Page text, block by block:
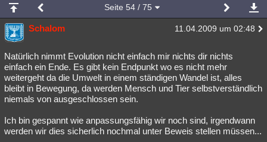
meine Rubriken
Menschen Mystery Kriminalfälle
Spiritualität Verschwörungen Technologie Ufologie
Natur Umfragen Unterhaltung
weitere Rubriken
Astronomie Helpdesk Gruppen Gaming Filme
Seite 54/ 75
Schalom 11.04.2009 um 02:48
Natürlich nimmt Evolution nicht einfach mir nichts dir nichts
einfach ein Ende. Es gibt kein Endpunkt wo es nicht mehr
weitergeht da die Umwelt in einem ständigen Wandel ist, alles
bleibt in Bewegung, da werden Mensch und Tier selbstverständlich
niemals von ausgeschlossen sein.
Ich bin gespannt wie anpassungsfähig wir noch sind, irgendwann
werden wir dies sicherlich nochmal unter Beweis stellen müssen...